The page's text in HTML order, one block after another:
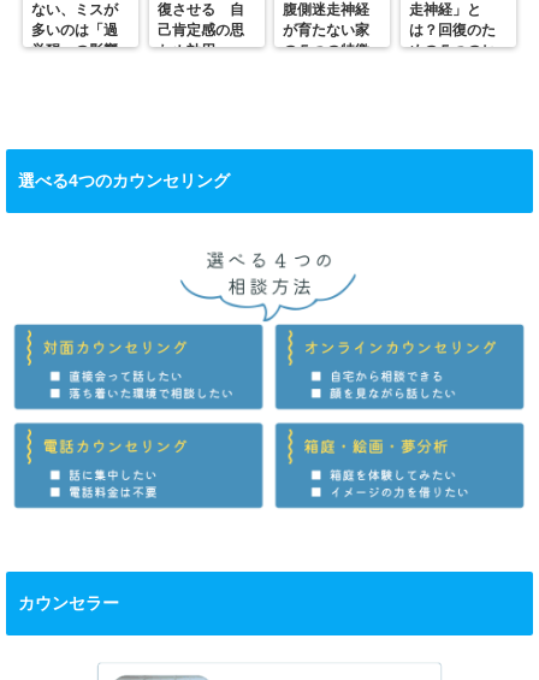
ない、ミスが
多いのは「過
覚醒」の影響
復させる 自
己肯定感の思
わぬ効用
腹側迷走神経
が育たない家
の５つの特徴
走神経」と
は？回復のた
めの５つのヒ
選べる4つのカウンセリング
カウンセラー